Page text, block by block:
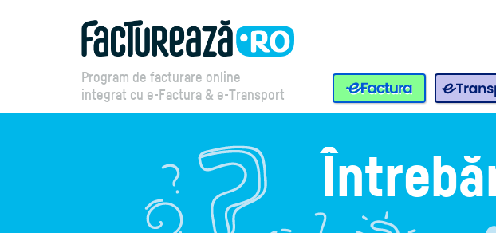
Program de facturare online
integrat cu e-Factura & e-Transport
e-Factura e-